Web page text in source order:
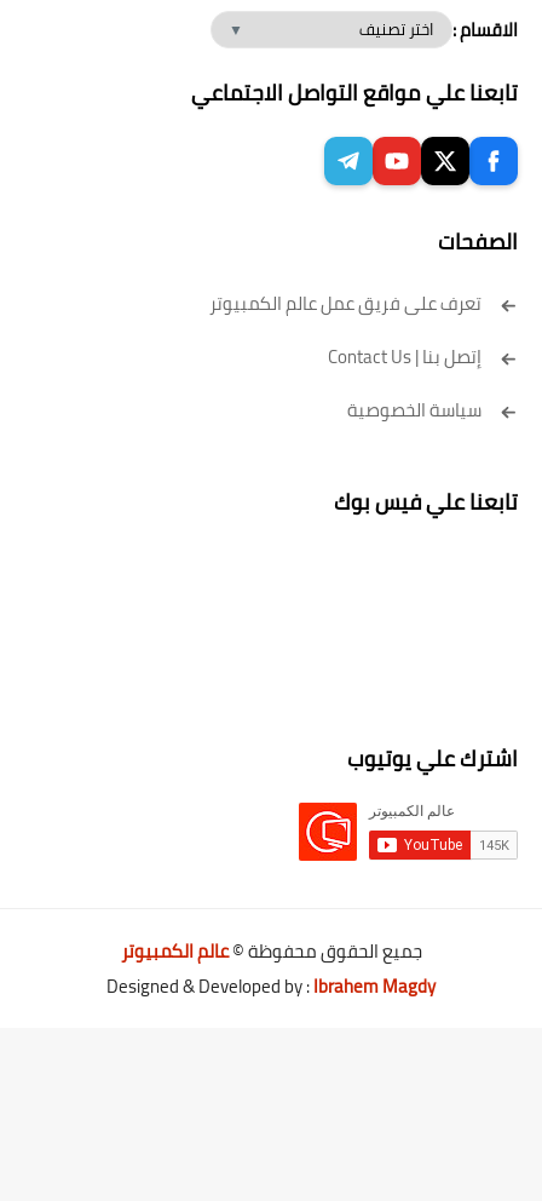
الاقسام :
تابعنا علي مواقع التواصل الاجتماعي
الصفحات
تعرف على فريق عمل عالم الكمبيوتر
إتصل بنا | Contact Us
سياسة الخصوصية
تابعنا علي فيس بوك
اشترك علي يوتيوب
جميع الحقوق محفوظة ©عالم الكمبيوتر
Designed & Developed by :Ibrahem Magdy